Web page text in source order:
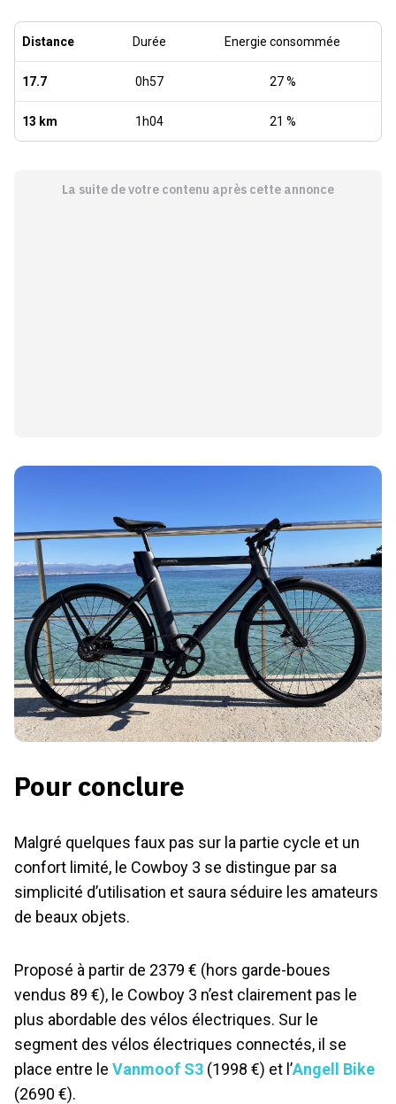
Distance Durée Energie consommée
17.7 0h57 27 %
13 km 1h04 21 %
La suite de votre contenu après cette annonce
Pour conclure
Malgré quelques faux pas sur la partie cycle et un
confort limité, le Cowboy 3 se distingue par sa
simplicité d’utilisation et saura séduire les amateurs
de beaux objets.
Proposé à partir de 2379 € (hors garde-boues
vendus 89 €), le Cowboy 3 n’est clairement pas le
plus abordable des vélos électriques. Sur le
segment des vélos électriques connectés, il se
place entre le Vanmoof S3 (1998 €) et l’Angell Bike
(2690 €).